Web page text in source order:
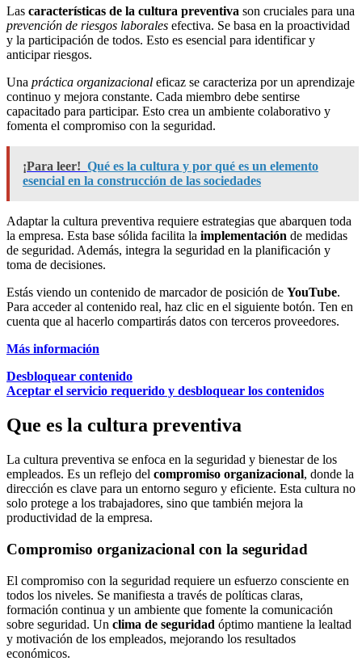
Las características de la cultura preventiva son cruciales para una
prevención de riesgos laborales efectiva. Se basa en la proactividad
y la participación de todos. Esto es esencial para identificar y
anticipar riesgos.
Una práctica organizacional eficaz se caracteriza por un aprendizaje
continuo y mejora constante. Cada miembro debe sentirse
capacitado para participar. Esto crea un ambiente colaborativo y
fomenta el compromiso con la seguridad.
¡Para leer! Qué es la cultura y por qué es un elemento
esencial en la construcción de las sociedades
Adaptar la cultura preventiva requiere estrategias que abarquen toda
la empresa. Esta base sólida facilita la implementación de medidas
de seguridad. Además, integra la seguridad en la planificación y
toma de decisiones.
Estás viendo un contenido de marcador de posición de YouTube.
Para acceder al contenido real, haz clic en el siguiente botón. Ten en
cuenta que al hacerlo compartirás datos con terceros proveedores.
Más información
Desbloquear contenido
Aceptar el servicio requerido y desbloquear los contenidos
Que es la cultura preventiva
La cultura preventiva se enfoca en la seguridad y bienestar de los
empleados. Es un reflejo del compromiso organizacional, donde la
dirección es clave para un entorno seguro y eficiente. Esta cultura no
solo protege a los trabajadores, sino que también mejora la
productividad de la empresa.
Compromiso organizacional con la seguridad
El compromiso con la seguridad requiere un esfuerzo consciente en
todos los niveles. Se manifiesta a través de políticas claras,
formación continua y un ambiente que fomente la comunicación
sobre seguridad. Un clima de seguridad óptimo mantiene la lealtad
y motivación de los empleados, mejorando los resultados
económicos.